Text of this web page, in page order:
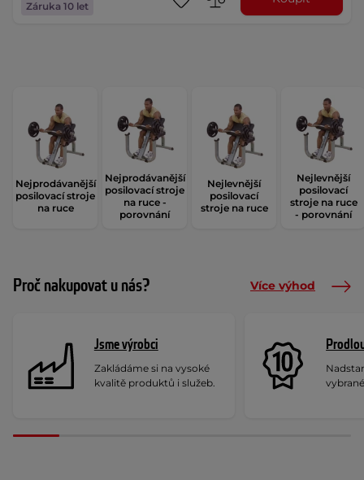
Záruka 10 let
Nejprodávanější
posilovací stroje
na ruce
Nejprodávanější
posilovací stroje
na ruce -
porovnání
Nejlevnější
posilovací
stroje na ruce
Nejlevnější
posilovací
stroje na ruce
- porovnání
Proč nakupovat u nás? Více výhod
Jsme výrobci
Zakládáme si na vysoké
kvalitě produktů i služeb.